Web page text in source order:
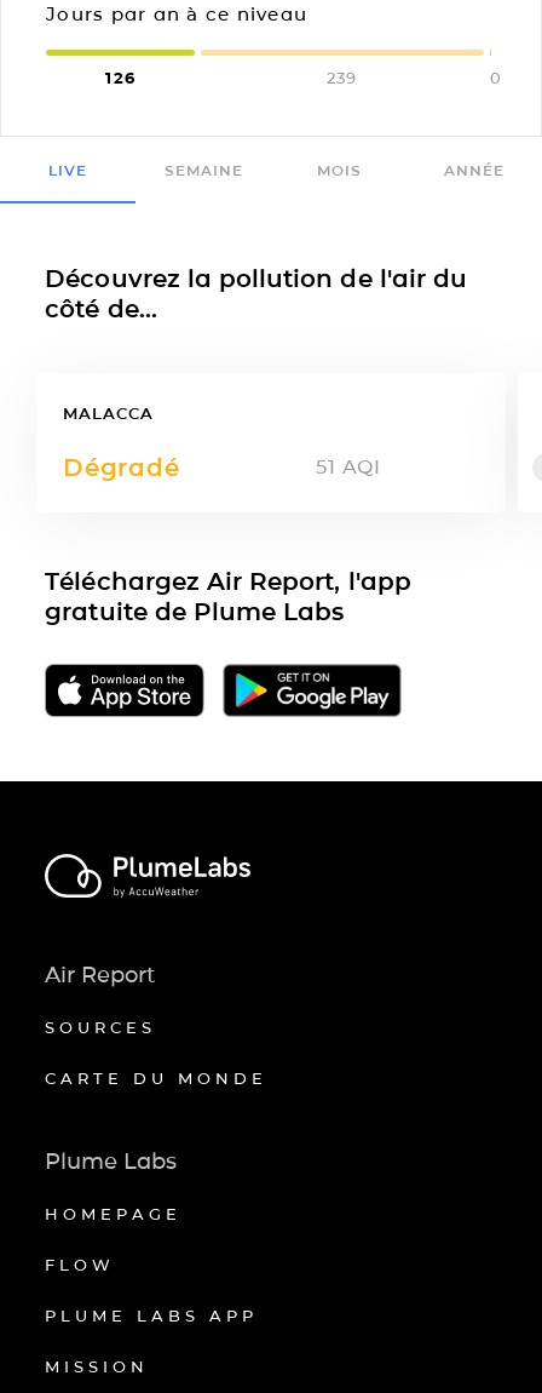
Jours par an à ce niveau
126 239 0
LIVE SEMAINE MOIS ANNÉE
Découvrez la pollution de l'air du
côté de...
MALACCA
Dégradé 51 AQI
Téléchargez Air Report, l'app
gratuite de Plume Labs
Air Report
SOURCES
CARTE DU MONDE
Plume Labs
HOMEPAGE
FLOW
PLUME LABS APP
MISSION